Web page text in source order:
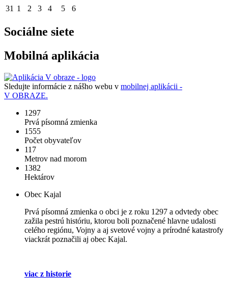
31 1 2 3 4 5 6
Sociálne siete
Mobilná aplikácia
Sledujte informácie z nášho webu v mobilnej aplikácii -
V OBRAZE.
1297
Prvá písomná zmienka
1555
Počet obyvateľov
117
Metrov nad morom
1382
Hektárov
Obec Kajal
Prvá písomná zmienka o obci je z roku 1297 a odvtedy obec
zažila pestrú históriu, ktorou boli poznačené hlavne udalosti
celého regiónu, Vojny a aj svetové vojny a prírodné katastrofy
viackrát poznačili aj obec Kajal.
viac z historie